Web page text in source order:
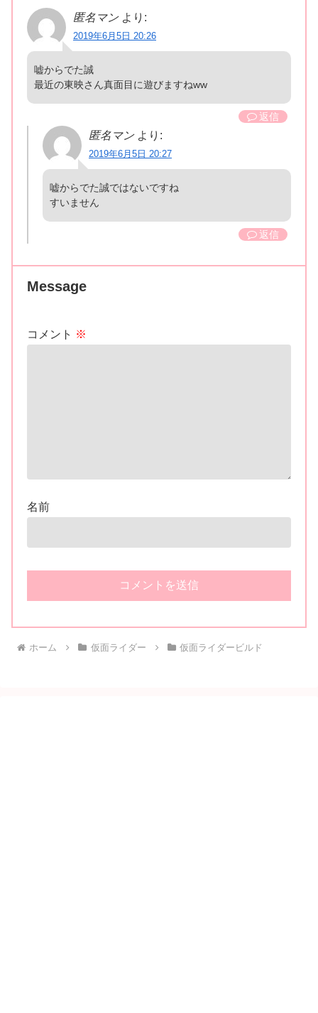
匿名マン より:
2019年6月5日 20:26
嘘からでた誠
最近の東映さん真面目に遊びますねww
返信
匿名マン より:
2019年6月5日 20:27
嘘からでた誠ではないですね
すいません
返信
Message
コメント ※
名前
ホーム 仮面ライダー 仮面ライダービルド